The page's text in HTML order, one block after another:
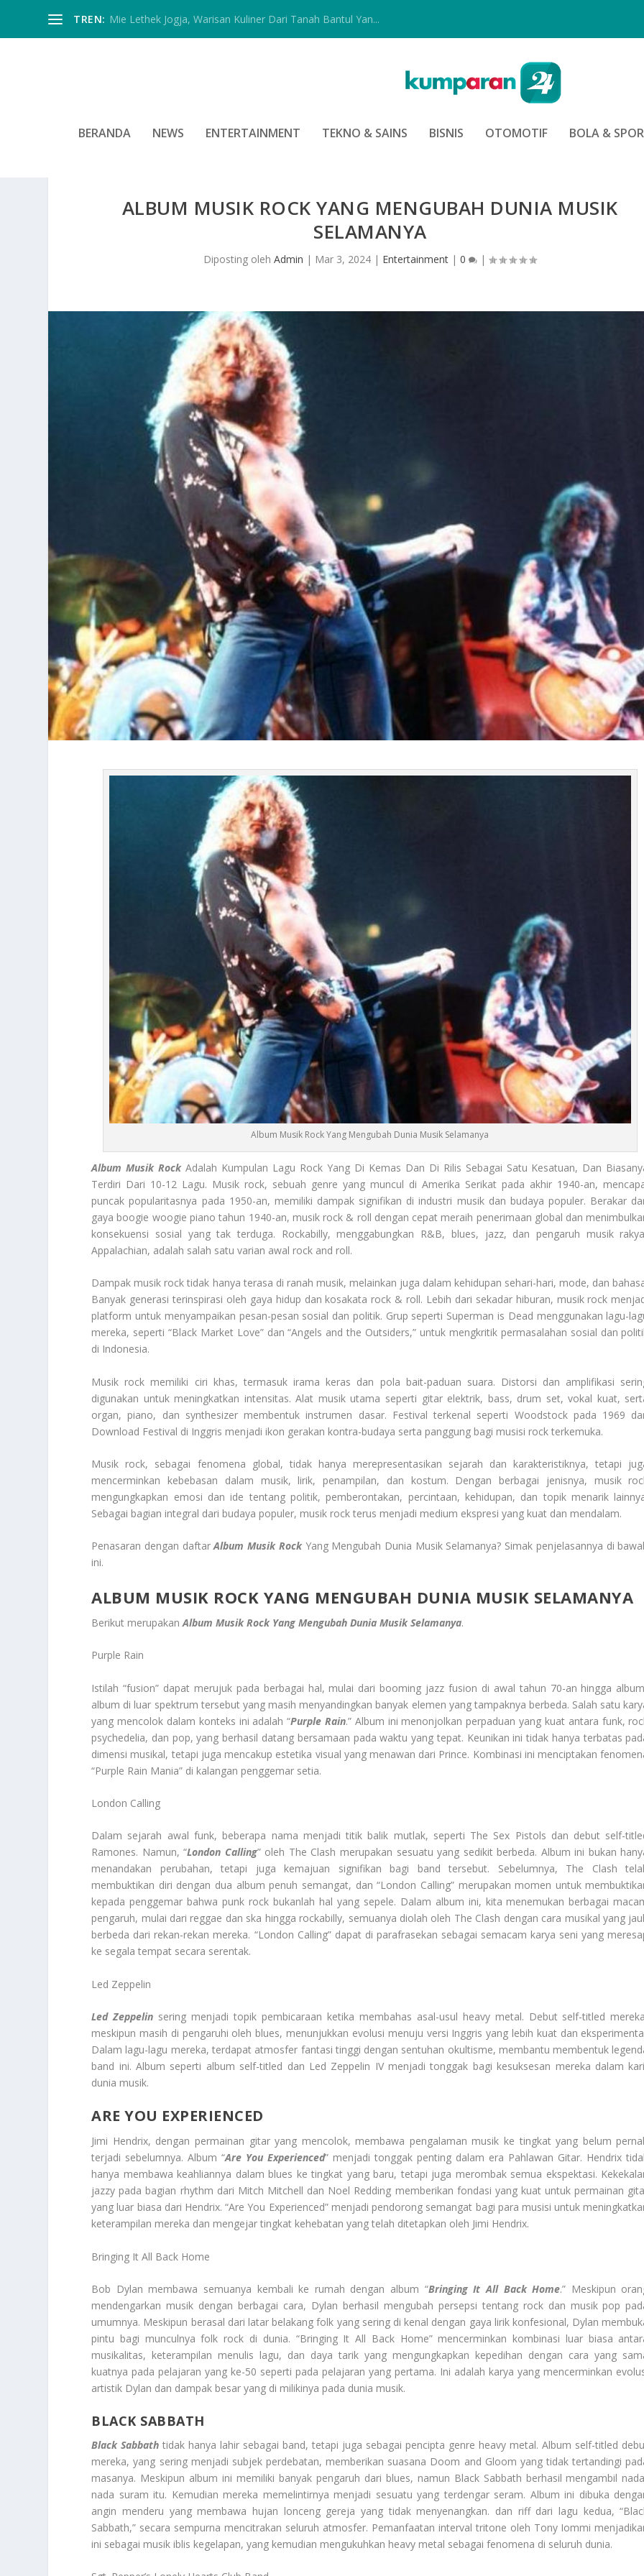
TREN: Mie Lethek Jogja, Warisan Kuliner Dari Tanah Bantul Yan...
BERANDA NEWS ENTERTAINMENT TEKNO & SAINS BISNIS OTOMOTIF BOLA &
ALBUM MUSIK ROCK YANG MENGUBAH DUNIA MUSIK
SELAMANYA
Diposting olehAdmin | Mar 3, 2024 | Entertainment |0 |
Album Musik Rock Yang Mengubah Dunia Musik Selamanya
Album Musik RockAdalah Kumpulan Lagu Rock Yang Di Kemas Dan Di Rilis Sebagai Satu Kesatuan, Dan
Terdiri Dari 10-12 Lagu. Musik rock, sebuah genre yang muncul di Amerika Serikat pada akhir 1940-an,
puncak popularitasnya pada 1950-an, memiliki dampak signifikan di industri musik dan budaya populer. Berakar
gaya boogie woogie piano tahun 1940-an, musik rock & roll dengan cepat meraih penerimaan global dan
konsekuensi sosial yang tak terduga. Rockabilly, menggabungkan R&B, blues, jazz, dan pengaruh musik
Appalachian, adalah salah satu varian awal rock and roll.
Dampak musik rock tidak hanya terasa di ranah musik, melainkan juga dalam kehidupan sehari-hari, mode, dan
Banyak generasi terinspirasi oleh gaya hidup dan kosakata rock & roll. Lebih dari sekadar hiburan, musik rock
platform untuk menyampaikan pesan-pesan sosial dan politik. Grup seperti Superman is Dead menggunakan lagu-
mereka, seperti “Black Market Love” dan “Angels and the Outsiders,” untuk mengkritik permasalahan sosial dan
di Indonesia.
Musik rock memiliki ciri khas, termasuk irama keras dan pola bait-paduan suara. Distorsi dan amplifikasi
digunakan untuk meningkatkan intensitas. Alat musik utama seperti gitar elektrik, bass, drum set, vokal kuat,
organ, piano, dan synthesizer membentuk instrumen dasar. Festival terkenal seperti Woodstock pada 1969
Download Festival di Inggris menjadi ikon gerakan kontra-budaya serta panggung bagi musisi rock terkemuka.
Musik rock, sebagai fenomena global, tidak hanya merepresentasikan sejarah dan karakteristiknya, tetapi
mencerminkan kebebasan dalam musik, lirik, penampilan, dan kostum. Dengan berbagai jenisnya, musik
mengungkapkan emosi dan ide tentang politik, pemberontakan, percintaan, kehidupan, dan topik menarik
Sebagai bagian integral dari budaya populer, musik rock terus menjadi medium ekspresi yang kuat dan mendalam.
Penasaran dengan daftarAlbum Musik RockYang Mengubah Dunia Musik Selamanya? Simak penjelasannya di
ini.
ALBUM MUSIK ROCK YANG MENGUBAH DUNIA MUSIK SELAMANYA
Berikut merupakanAlbum Musik Rock Yang Mengubah Dunia Musik Selamanya.
Purple Rain
Istilah “fusion” dapat merujuk pada berbagai hal, mulai dari booming jazz fusion di awal tahun 70-an hingga
album di luar spektrum tersebut yang masih menyandingkan banyak elemen yang tampaknya berbeda. Salah satu
yang mencolok dalam konteks ini adalah “Purple Rain.” Album ini menonjolkan perpaduan yang kuat antara funk,
psychedelia, dan pop, yang berhasil datang bersamaan pada waktu yang tepat. Keunikan ini tidak hanya terbatas
dimensi musikal, tetapi juga mencakup estetika visual yang menawan dari Prince. Kombinasi ini menciptakan
“Purple Rain Mania” di kalangan penggemar setia.
London Calling
Dalam sejarah awal funk, beberapa nama menjadi titik balik mutlak, seperti The Sex Pistols dan debut self-
Ramones. Namun, “London Calling” oleh The Clash merupakan sesuatu yang sedikit berbeda. Album ini bukan
menandakan perubahan, tetapi juga kemajuan signifikan bagi band tersebut. Sebelumnya, The Clash
membuktikan diri dengan dua album penuh semangat, dan “London Calling” merupakan momen untuk
kepada penggemar bahwa punk rock bukanlah hal yang sepele. Dalam album ini, kita menemukan berbagai
pengaruh, mulai dari reggae dan ska hingga rockabilly, semuanya diolah oleh The Clash dengan cara musikal yang
berbeda dari rekan-rekan mereka. “London Calling” dapat di parafrasekan sebagai semacam karya seni yang
ke segala tempat secara serentak.
Led Zeppelin
Led Zeppelin sering menjadi topik pembicaraan ketika membahas asal-usul heavy metal. Debut self-titled
meskipun masih di pengaruhi oleh blues, menunjukkan evolusi menuju versi Inggris yang lebih kuat dan
Dalam lagu-lagu mereka, terdapat atmosfer fantasi tinggi dengan sentuhan okultisme, membantu membentuk
band ini. Album seperti album self-titled dan Led Zeppelin IV menjadi tonggak bagi kesuksesan mereka dalam
dunia musik.
ARE YOU EXPERIENCED
Jimi Hendrix, dengan permainan gitar yang mencolok, membawa pengalaman musik ke tingkat yang belum
terjadi sebelumnya. Album “Are You Experienced” menjadi tonggak penting dalam era Pahlawan Gitar. Hendrix
hanya membawa keahliannya dalam blues ke tingkat yang baru, tetapi juga merombak semua ekspektasi.
jazzy pada bagian rhythm dari Mitch Mitchell dan Noel Redding memberikan fondasi yang kuat untuk permainan
yang luar biasa dari Hendrix. “Are You Experienced” menjadi pendorong semangat bagi para musisi untuk
keterampilan mereka dan mengejar tingkat kehebatan yang telah ditetapkan oleh Jimi Hendrix.
Bringing It All Back Home
Bob Dylan membawa semuanya kembali ke rumah dengan album “Bringing It All Back Home.” Meskipun
mendengarkan musik dengan berbagai cara, Dylan berhasil mengubah persepsi tentang rock dan musik pop
umumnya. Meskipun berasal dari latar belakang folk yang sering di kenal dengan gaya lirik konfesional, Dylan
pintu bagi munculnya folk rock di dunia. “Bringing It All Back Home” mencerminkan kombinasi luar biasa
musikalitas, keterampilan menulis lagu, dan daya tarik yang mengungkapkan kepedihan dengan cara yang
kuatnya pada pelajaran yang ke-50 seperti pada pelajaran yang pertama. Ini adalah karya yang mencerminkan
artistik Dylan dan dampak besar yang di milikinya pada dunia musik.
BLACK SABBATH
Black Sabbath tidak hanya lahir sebagai band, tetapi juga sebagai pencipta genre heavy metal. Album self-titled
mereka, yang sering menjadi subjek perdebatan, memberikan suasana Doom and Gloom yang tidak tertandingi
masanya. Meskipun album ini memiliki banyak pengaruh dari blues, namun Black Sabbath berhasil mengambil
nada suram itu. Kemudian mereka memelintirnya menjadi sesuatu yang terdengar seram. Album ini dibuka
angin menderu yang membawa hujan lonceng gereja yang tidak menyenangkan. dan riff dari lagu kedua,
Sabbath,” secara sempurna mencitrakan seluruh atmosfer. Pemanfaatan interval tritone oleh Tony Iommi
ini sebagai musik iblis kegelapan, yang kemudian mengukuhkan heavy metal sebagai fenomena di seluruh dunia.